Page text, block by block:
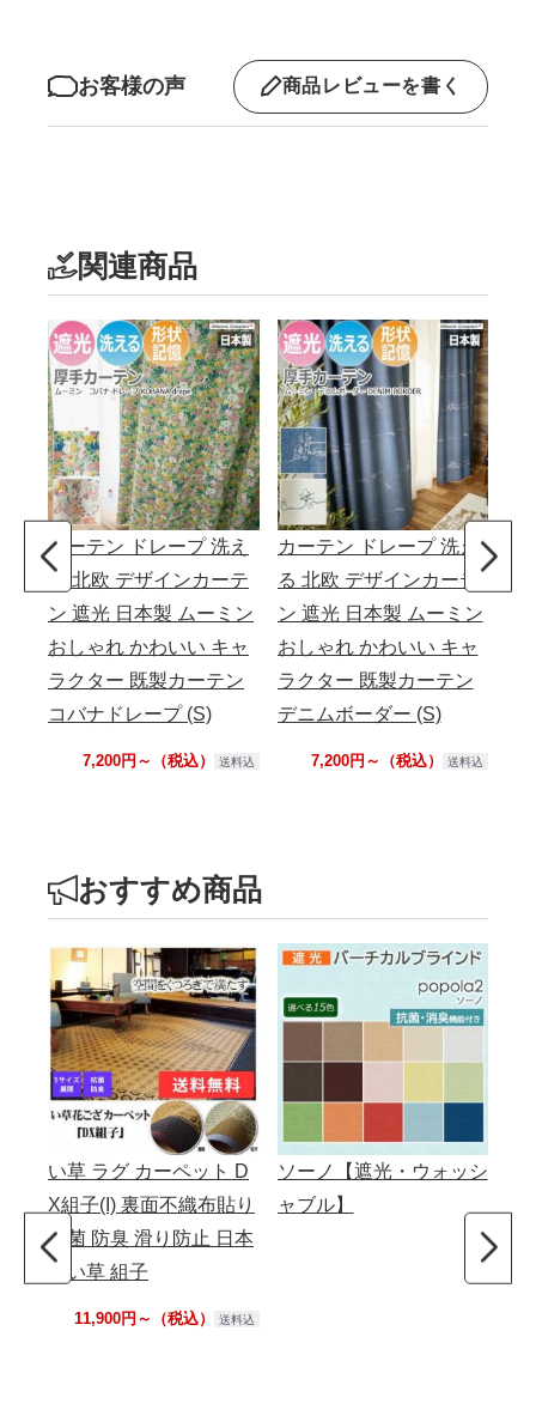
お客様の声 商品レビューを書く
関連商品
カーテン ドレープ 洗え
る 北欧 デザインカーテ
ン 遮光 日本製 ムーミン
おしゃれ かわいい キャ
ラクター 既製カーテン
コバナドレープ (S)
7,200円～（税込） 送料込
カーテン ドレープ 洗え
る 北欧 デザインカーテ
ン 遮光 日本製 ムーミン
おしゃれ かわいい キャ
ラクター 既製カーテン
デニムボーダー (S)
7,200円～（税込） 送料込
おすすめ商品
い草 ラグ カーペット D
X組子(I) 裏面不織布貼り
抗菌 防臭 滑り防止 日本
産い草 組子
11,900円～（税込） 送料込
ソーノ【遮光・ウォッシ
ャブル】